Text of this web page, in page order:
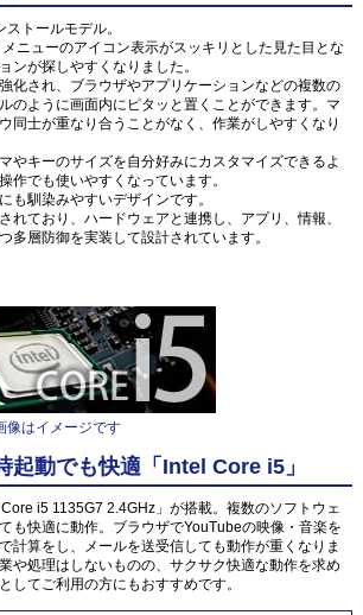
トールモデル。
ニューのアイコン表示がスッキリとした見た目とな
ンが探しやすくなりました。
化され、ブラウザやアプリケーションなどの複数の
のように画面内にピタッと置くことができます。マ
同士が重なり合うことがなく、作業がしやすくなり
やキーのサイズを自分好みにカスタマイズできるよ
作でも使いやすくなっています。
も馴染みやすいデザインです。
れており、ハードウェアと連携し、アプリ、情報、
多層防御を実装して設計されています。
像はイメージです
起動でも快適「Intel Core i5」
i5 1135G7 2.4GHz」が搭載。複数のソフトウェ
も快適に動作。ブラウザでYouTubeの映像・音楽を
計算をし、メールを送受信しても動作が重くなりま
や処理はしないものの、サクサク快適な動作を求め
してご利用の方にもおすすめです。